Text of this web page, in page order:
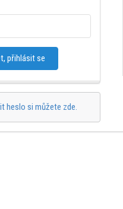
přihlásit se
heslo si můžete zde.